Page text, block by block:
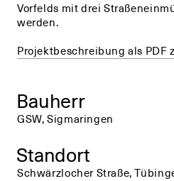
Vorfelds mit drei
werden.
Projektbeschreibung als PDF
Bauherr
GSW, Sigmaringen
Standort
Schwärzlocher Straße,
+